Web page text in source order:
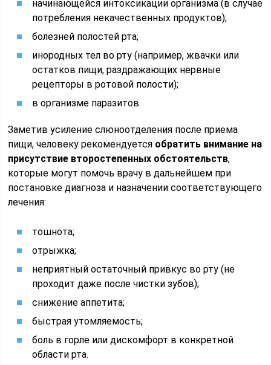
начинающейся интоксикации организма (в случае
потребления некачественных продуктов);
болезней полостей рта;
инородных тел во рту (например, жвачки или
остатков пищи, раздражающих нервные
рецепторы в ротовой полости);
в организме паразитов.
Заметив усиление слюноотделения после приема
пищи, человеку рекомендуется обратить внимание на
присутствие второстепенных обстоятельств,
которые могут помочь врачу в дальнейшем при
постановке диагноза и назначении соответствующего
лечения:
тошнота;
отрыжка;
неприятный остаточный привкус во рту (не
проходит даже после чистки зубов);
снижение аппетита;
быстрая утомляемость;
боль в горле или дискомфорт в конкретной
области рта.